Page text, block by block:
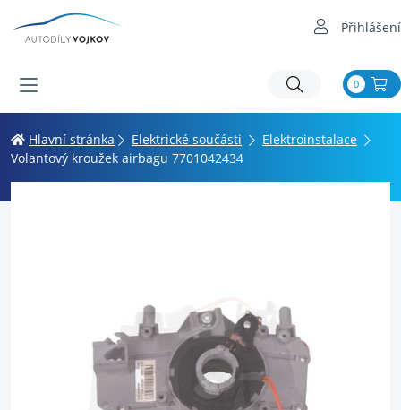
Přihlášení
0
Hlavní stránka Elektrické součásti
Elektroinstalace
Volantový kroužek airbagu 7701042434